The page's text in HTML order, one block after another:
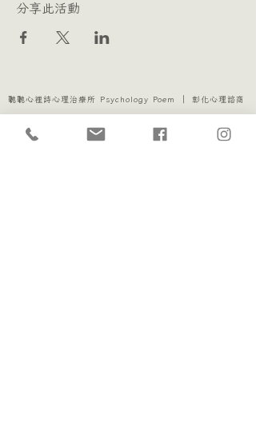
分享此活動
聽聽心裡詩心理治療所 Psychology Poem ｜ 彰化心理諮商